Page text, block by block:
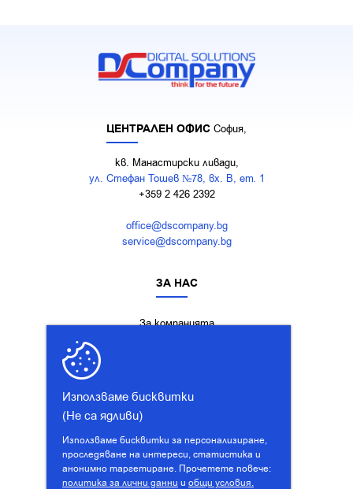
Използваме бисквитки
(Не са ядливи)
Използваме бисквитки за персонализиране,
проследяване на интереси, статистика и
анонимно таргетиране. Прочетете повече:
политика за лични данни и общи условия.
ЦЕНТРАЛЕН ОФИС София,
кв. Манастирски ливади,
ул. Стефан Тошев №78, вх. В, ет. 1
+359 2 426 2392
office@dscompany.bg
service@dscompany.bg
ЗА НАС
За компанията
Кариери
Лични данни
Общи условия